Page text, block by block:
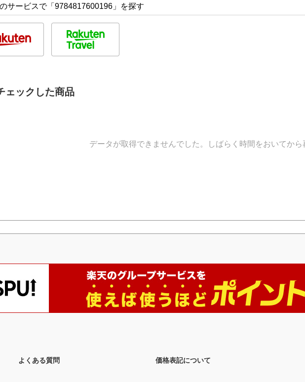
サービスで「9784817600196」を探す
ェックした商品
データが取得できませんでした。しばらく時間をおいてから
よくある質問 価格表記について